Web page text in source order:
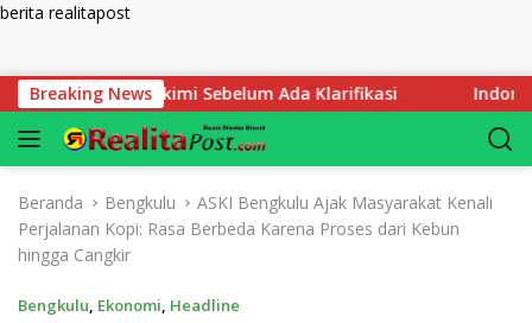
berita realitapost
Breaking News
Hakimi Sebelum Ada Klarifikasi Indonesia di
Beranda Bengkulu
ASKI Bengkulu Ajak Masyarakat Kenali
Perjalanan Kopi: Rasa Berbeda Karena Proses dari Kebun
hingga Cangkir
Bengkulu, Ekonomi, Headline